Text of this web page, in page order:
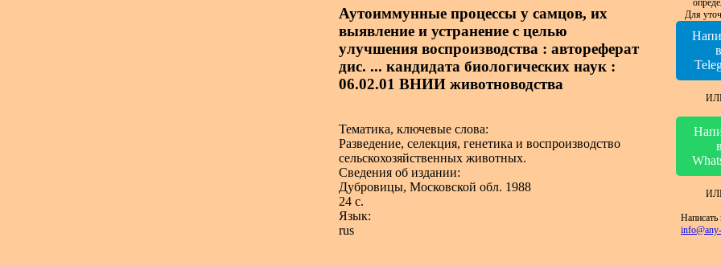
Аутоиммунные процессы у самцов, их
выявление и устранение с целью
улучшения воспроизводства : автореферат
дис. ... кандидата биологических наук :
06.02.01 ВНИИ животноводства
Тематика, ключевые слова:
Разведение, селекция, генетика и воспроизводство
сельскохозяйственных животных.
Сведения об издании:
Дубровицы, Московской обл. 1988
24 с.
Язык:
rus
Для
в
в
Написать